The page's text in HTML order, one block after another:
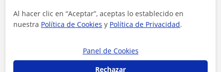
Al hacer clic, aceptas nuestroaviso legal
Al hacer clic en “Aceptar”, aceptas lo establecido en
nuestra Política de Cookies y Política de Privacidad.
Panel de Cookies
Rechazar